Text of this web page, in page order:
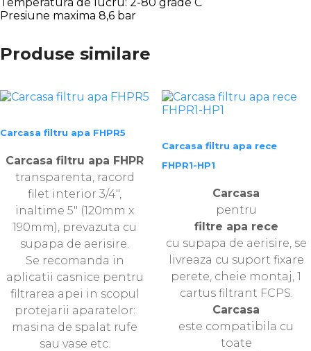
Presiune maxima 8,6 bar
Produse similare
Carcasa filtru apa FHPR5
Carcasa filtru apa FHPR
transparenta, racord
filet interior 3/4″,
inaltime 5″ (120mm x
190mm), prevazuta cu
supapa de aerisire.
Se recomanda in
aplicatii casnice pentru
filtrarea apei in scopul
protejarii aparatelor:
masina de spalat rufe
sau vase etc.
Carcasa filtru apa rece
FHPR1-HP1
Carcasa
pentru
filtre apa rece
cu supapa de aerisire, se
livreaza cu suport fixare
perete, cheie montaj, 1
cartus filtrant FCPS.
Carcasa
este compatibila cu
toate